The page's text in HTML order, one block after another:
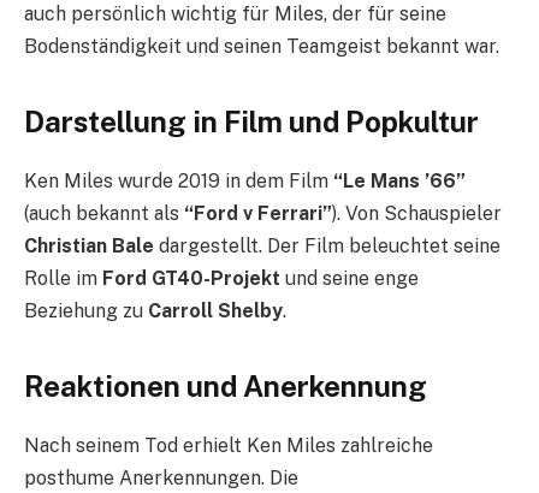
auch persönlich wichtig für Miles, der für seine
Bodenständigkeit und seinen Teamgeist bekannt war.
Darstellung in Film und Popkultur
Ken Miles wurde 2019 in dem Film “Le Mans ’66”
(auch bekannt als “Ford v Ferrari”). Von Schauspieler
Christian Bale dargestellt. Der Film beleuchtet seine
Rolle im Ford GT40-Projekt und seine enge
Beziehung zu Carroll Shelby.
Reaktionen und Anerkennung
Nach seinem Tod erhielt Ken Miles zahlreiche
posthume Anerkennungen. Die